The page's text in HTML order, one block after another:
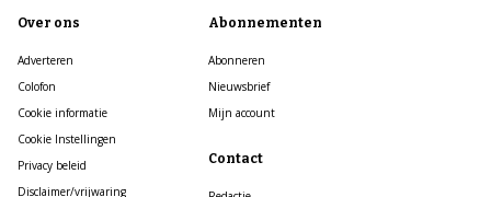
Over ons
Adverteren
Colofon
Cookie informatie
Cookie Instellingen
Privacy beleid
Disclaimer/vrijwaring
Abonnementen
Abonneren
Nieuwsbrief
Mijn account
Contact